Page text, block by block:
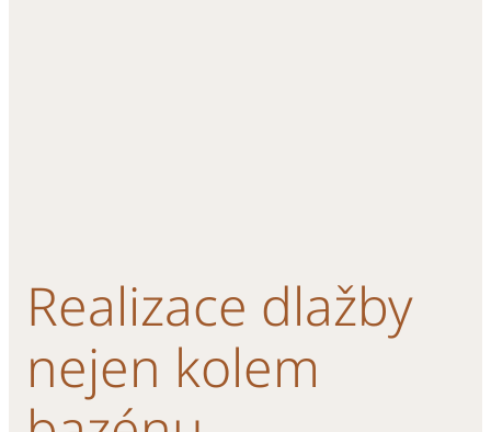
Realizace dlažby
nejen kolem